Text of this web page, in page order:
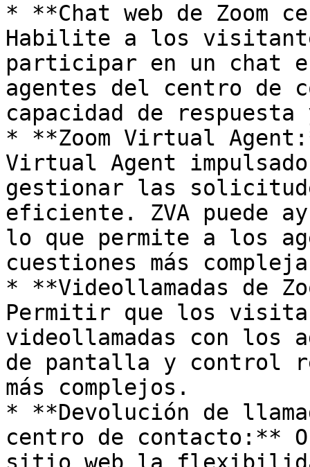
* **Chat web de Zoom
Habilite a los
participar en un chat
agentes del centro de
capacidad de
* **Zoom Virtual
Virtual Agent
gestionar las
eficiente. ZVA puede
lo que permite a los
cuestiones más
* **Videollamadas de
Permitir que los
videollamadas con los
de pantalla y control
más complejos.
* **Devolución de
centro de contacto:**